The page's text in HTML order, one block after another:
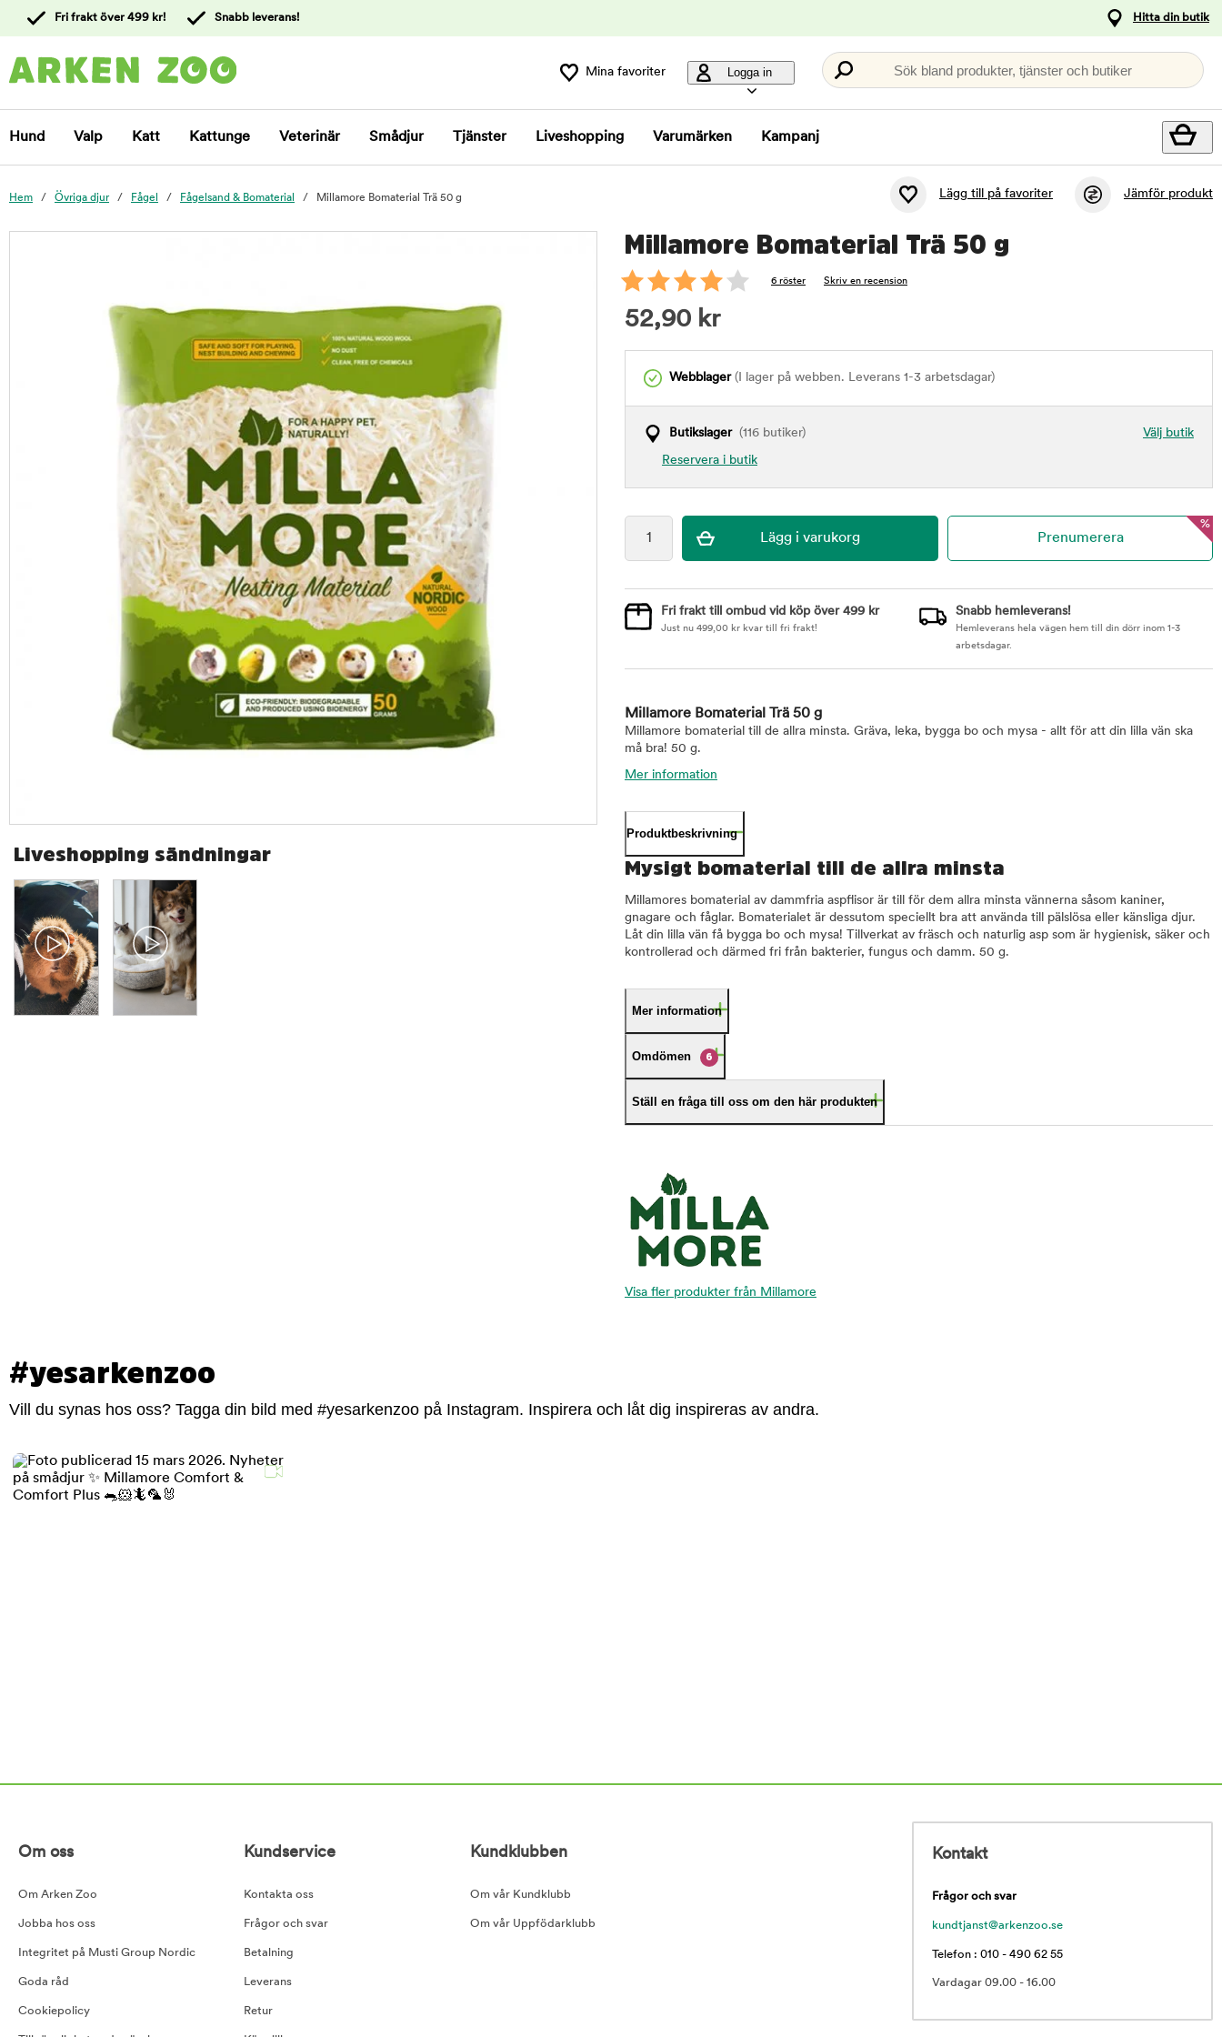
kundtjänst
Fri frakt över 499 kr! Snabb leverans! Hitta din butik
Mina favoriter Logga in Sök bland produkter, tjänster och butiker
Hund Valp Katt Kattunge Veterinär Smådjur Tjänster Liveshopping Varumärken Kampanj
Hem Övriga djur Fågel Fågelsand & Bomaterial Millamore Bomaterial Trä 50 g Lägg till på favoriter Jämför produkt
Millamore Bomaterial Trä 50 g
6 röster Skriv en recension
Liveshopping sändningar
52,90 kr
Webblager(I lager på webben. Leverans 1-3 arbetsdagar)
Välj butik
Butikslager(116 butiker)
Reservera i butik
%
Fri frakt till ombud vid köp över 499 kr
Just nu 499,00 kr kvar till fri frakt!
Snabb hemleverans!
Hemleverans hela vägen hem till din dörr inom 1-3
arbetsdagar.
Millamore Bomaterial Trä 50 g
Millamore bomaterial till de allra minsta. Gräva, leka, bygga bo och mysa - allt för att din lilla vän ska
må bra! 50 g.
Mer information
Produktbeskrivning
Mysigt bomaterial till de allra minsta
Millamores bomaterial av dammfria aspflisor är till för dem allra minsta vännerna såsom kaniner,
gnagare och fåglar. Bomaterialet är dessutom speciellt bra att använda till pälslösa eller känsliga djur.
Låt din lilla vän få bygga bo och mysa! Tillverkat av fräsch och naturlig asp som är hygienisk, säker och
kontrollerad och därmed fri från bakterier, fungus och damm. 50 g.
Mer information
Omdömen 6
Ställ en fråga till oss om den här produkten
Visa fler produkter från Millamore
#yesarkenzoo
Vill du synas hos oss? Tagga din bild med #yesarkenzoo på Instagram. Inspirera och låt dig inspireras av andra.
Om oss
Om Arken Zoo
Jobba hos oss
Integritet på Musti Group Nordic
Goda råd
Cookiepolicy
Kundservice
Kontakta oss
Frågor och svar
Betalning
Leverans
Retur
Kundklubben
Om vår Kundklubb
Om vår Uppfödarklubb
Kontakt
Frågor och svar
kundtjanst@arkenzoo.se
Telefon : 010 - 490 62 55
Vardagar 09.00 - 16.00